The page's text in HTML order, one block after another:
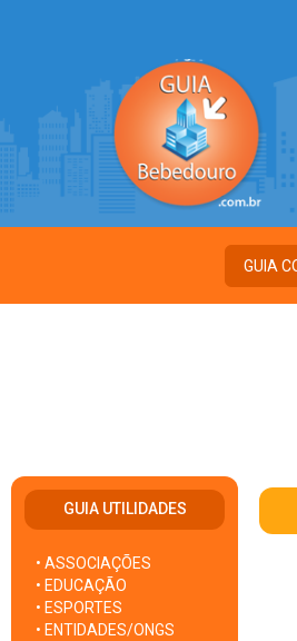
GUIA UTILIDADES
• ASSOCIAÇÕES
• EDUCAÇÃO
• ESPORTES
• ENTIDADES/ONGS